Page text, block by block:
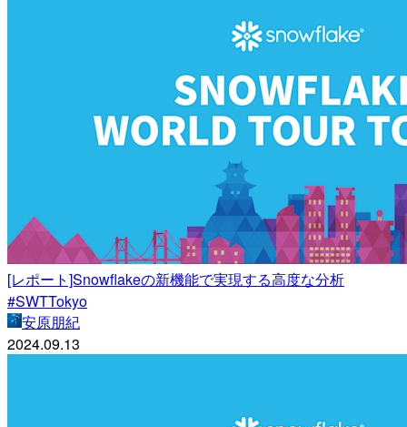
[レポート]Snowflakeの新機能で実現する高度な分析
#SWTTokyo
安原朋紀
2024.09.13